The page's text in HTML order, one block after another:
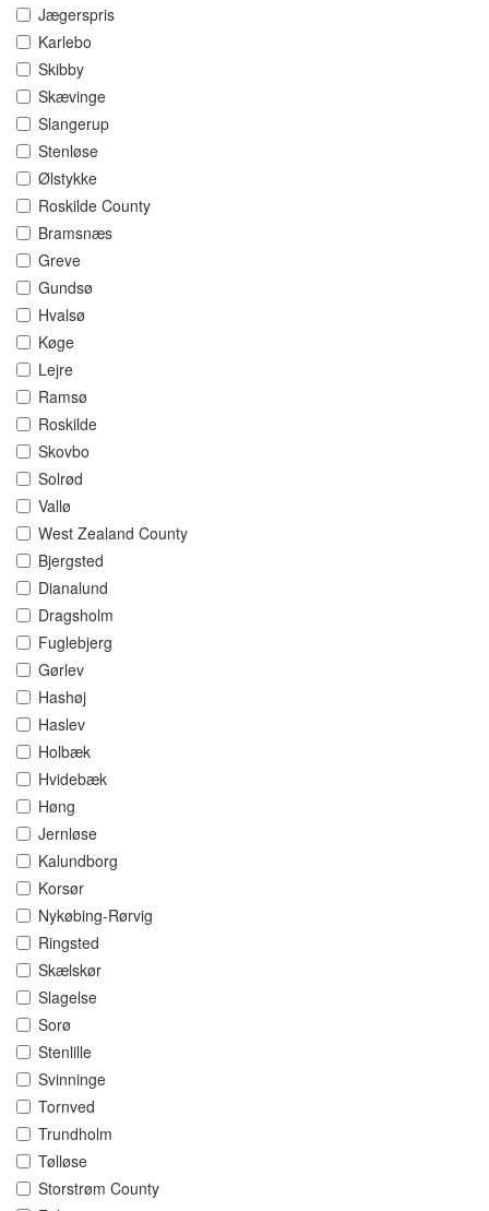
Jægerspris
Karlebo
Skibby
Skævinge
Slangerup
Stenløse
Ølstykke
Roskilde County
Bramsnæs
Greve
Gundsø
Hvalsø
Køge
Lejre
Ramsø
Roskilde
Skovbo
Solrød
Vallø
West Zealand County
Bjergsted
Dianalund
Dragsholm
Fuglebjerg
Gørlev
Hashøj
Haslev
Holbæk
Hvidebæk
Høng
Jernløse
Kalundborg
Korsør
Nykøbing-Rørvig
Ringsted
Skælskør
Slagelse
Sorø
Stenlille
Svinninge
Tornved
Trundholm
Tølløse
Storstrøm County